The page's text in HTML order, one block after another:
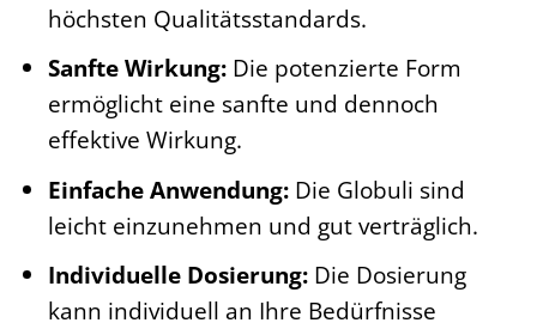
höchsten Qualitätsstandards.
Sanfte Wirkung:Die potenzierte Form
ermöglicht eine sanfte und dennoch
effektive Wirkung.
Einfache Anwendung:Die Globuli sind
leicht einzunehmen und gut verträglich.
Individuelle Dosierung:Die Dosierung
kann individuell an Ihre Bedürfnisse